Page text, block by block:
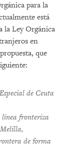
para la
está
la Ley Orgánica
en
que
de Ceuta
línea fronteriza
de forma